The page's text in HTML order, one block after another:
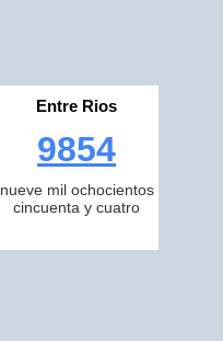
Entre Rios
9854
nueve mil ochocientos
cincuenta y cuatro